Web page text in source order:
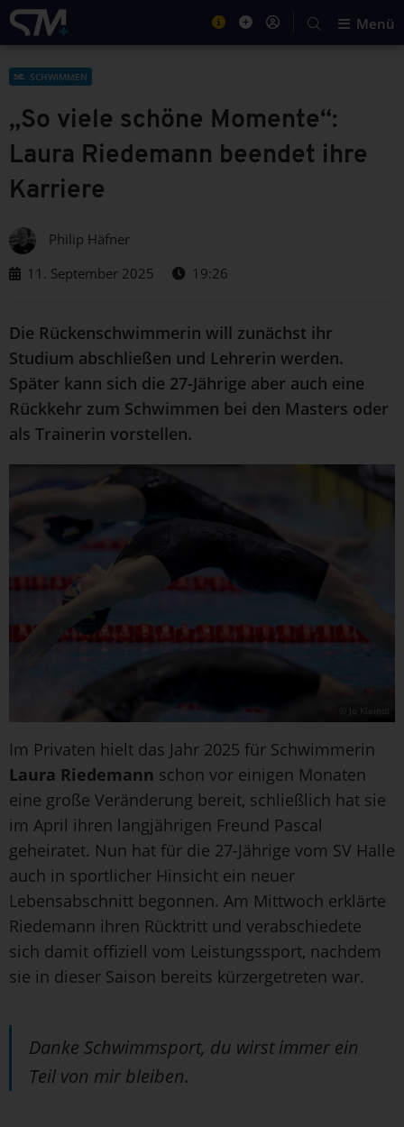
Menü
SCHWIMMEN
„So viele schöne Momente“:
Laura Riedemann beendet ihre
Karriere
Philip Häfner
11. September 2025
19:26
Die Rückenschwimmerin will zunächst ihr
Studium abschließen und Lehrerin werden.
Später kann sich die 27-Jährige aber auch eine
Rückkehr zum Schwimmen bei den Masters oder
als Trainerin vorstellen.
© Jo Kleindl
Im Privaten hielt das Jahr 2025 für Schwimmerin
Laura Riedemann schon vor einigen Monaten
eine große Veränderung bereit, schließlich hat sie
im April ihren langjährigen Freund Pascal
geheiratet. Nun hat für die 27-Jährige vom SV Halle
auch in sportlicher Hinsicht ein neuer
Lebensabschnitt begonnen. Am Mittwoch erklärte
Riedemann ihren Rücktritt und verabschiedete
sich damit offiziell vom Leistungssport, nachdem
sie in dieser Saison bereits kürzergetreten war.
Danke Schwimmsport, du wirst immer ein
Teil von mir bleiben.